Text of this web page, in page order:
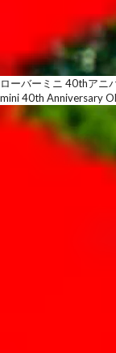
ローバーミニ 40thアニ
mini 40th Anniversary